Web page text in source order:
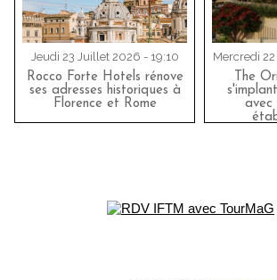
Jeudi 23 Juillet 2026 - 19:10
Rocco Forte Hotels rénove
ses adresses historiques à
Florence et Rome
Mercredi
The
avec